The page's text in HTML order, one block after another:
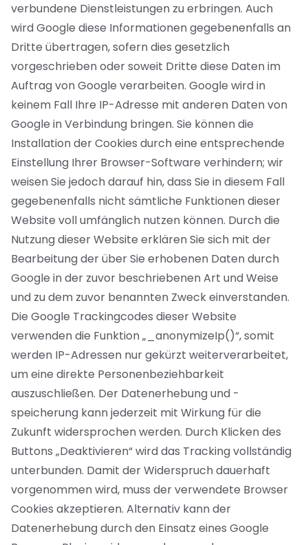
verbundene Dienstleistungen zu erbringen. Auch
wird Google diese Informationen gegebenenfalls an
Dritte übertragen, sofern dies gesetzlich
vorgeschrieben oder soweit Dritte diese Daten im
Auftrag von Google verarbeiten. Google wird in
keinem Fall Ihre IP-Adresse mit anderen Daten von
Google in Verbindung bringen. Sie können die
Installation der Cookies durch eine entsprechende
Einstellung Ihrer Browser-Software verhindern; wir
weisen Sie jedoch darauf hin, dass Sie in diesem Fall
gegebenenfalls nicht sämtliche Funktionen dieser
Website voll umfänglich nutzen können. Durch die
Nutzung dieser Website erklären Sie sich mit der
Bearbeitung der über Sie erhobenen Daten durch
Google in der zuvor beschriebenen Art und Weise
und zu dem zuvor benannten Zweck einverstanden.
Die Google Trackingcodes dieser Website
verwenden die Funktion „_anonymizeIp()“, somit
werden IP-Adressen nur gekürzt weiterverarbeitet,
um eine direkte Personenbeziehbarkeit
auszuschließen. Der Datenerhebung und -
speicherung kann jederzeit mit Wirkung für die
Zukunft widersprochen werden. Durch Klicken des
Buttons „Deaktivieren“ wird das Tracking vollständig
unterbunden. Damit der Widerspruch dauerhaft
vorgenommen wird, muss der verwendete Browser
Cookies akzeptieren. Alternativ kann der
Datenerhebung durch den Einsatz eines Google